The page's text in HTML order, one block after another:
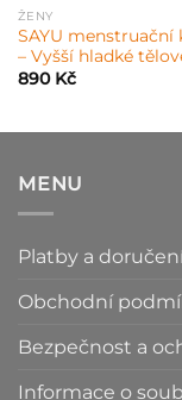
ŽENY
SAYU menstruační
– Vyšší hladké
890 Kč
MENU
Platby a
Obchodní
Bezpečnost a
Informace o